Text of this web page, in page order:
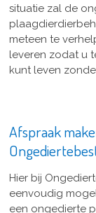
situatie zal de
meteen te
leveren zodat u
kunt leven
Afspraak
Hier bij
eenvoudig
een ongedierte